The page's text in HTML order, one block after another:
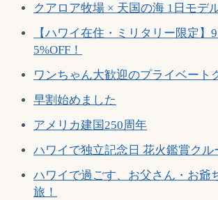
クアロア牧場 × 天国の海 1日モデ
【ハワイ在住・ミリタリー限定】
5%OFF！
ワンちゃん大歓迎のプライベート
早割始めました
アメリカ建国250周年
ハワイで独立記念日 花火鑑賞クル
ハワイで過ごす、お父さん・お爺
旅！